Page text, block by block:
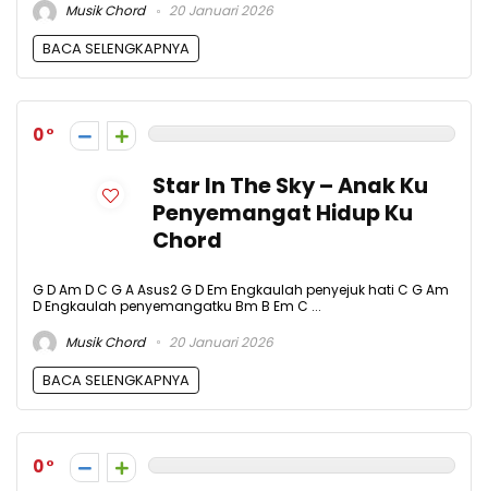
Musik Chord
20 Januari 2026
BACA SELENGKAPNYA
0
Star In The Sky – Anak Ku
Penyemangat Hidup Ku
Chord
G D Am D C G A Asus2 G D Em Engkaulah penyejuk hati C G Am
D Engkaulah penyemangatku Bm B Em C ...
Musik Chord
20 Januari 2026
BACA SELENGKAPNYA
0